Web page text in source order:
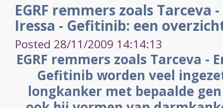
EGRF remmers zoals Tarceva
Iressa - Gefitinib: een
Posted 28/11/2009 14:14:13
EGRF remmers zoals Tarceva -
Gefitinib worden veel
longkanker met bepaalde